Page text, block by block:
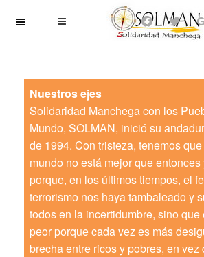
OFF CANVAS
Nuestros ejes
Solidaridad Manchega con los
Mundo, SOLMAN, inició su
de 1994. Con tristeza, tenemos
mundo no está mejor que entonces
porque, en los últimos tiempos, el
terrorismo nos haya tambaleado y
todos en la incertidumbre, sino que
peor porque cada vez es más
brecha entre ricos y pobres, en vez